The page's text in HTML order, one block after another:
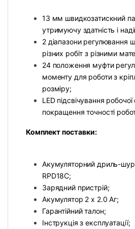
13 мм швидкозатискний
утримуючу здатність і
2 діапазони регулювання
різних робіт з різними
24 положення муфти
моменту для роботи з
розміру;
LED підсвічування робочої
покращення точності
Комплект поставки:
Акумуляторний дриль-
RPD18C;
Зарядний пристрій;
Акумулятор 2 х 2.0 Aг;
Гарантійний талон;
Інструкція з експлуатації;